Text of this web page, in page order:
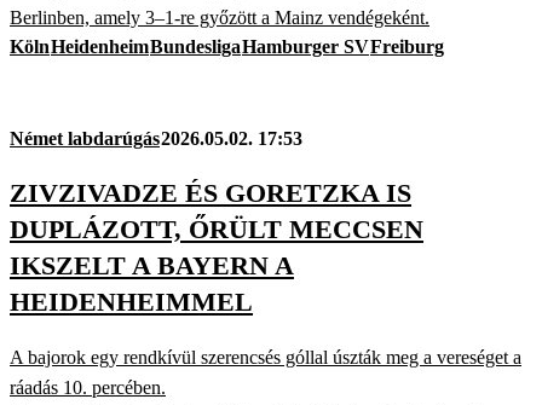
Berlinben, amely 3–1-re győzött a Mainz vendégeként.
KölnHeidenheimBundesligaHamburger SVFreiburg
Német labdarúgás2026.05.02. 17:53
ZIVZIVADZE ÉS GORETZKA IS
DUPLÁZOTT, ŐRÜLT MECCSEN
IKSZELT A BAYERN A
HEIDENHEIMMEL
A bajorok egy rendkívül szerencsés góllal úszták meg a vereséget a
ráadás 10. percében.